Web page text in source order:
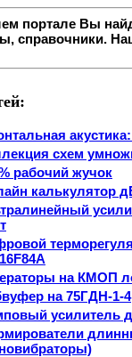
портале Вы
справочники.
схем
рабочий жучок
калькулятор
на КМОП
на 75ГДН-1-4
усилитель